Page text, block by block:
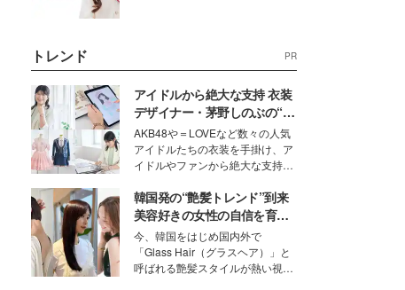
トレンド PR
アイドルから絶大な支持 衣装
デザイナー・茅野しのぶの“可
愛い”を作る美学＜「シチズン
クロスシー」インタビュー＞
AKB48や＝LOVEなど数々の人気
アイドルたちの衣装を手掛け、ア
イドルやファンから絶大な支持を
取締役兼クリエイティブディレク
ター・茅野しのぶ。一人ひとりの
個性に寄り添い、魅力を引き出す
衣装作りは、多くの女性たちに勇
気と自信を与え続けている。
韓国発の“艶髪トレンド”到来
美容好きの女性の自信を育む
「ヘアケア事情」って？
今、韓国をはじめ国内外で
「Glass Hair（グラスヘア）」と
呼ばれる艶髪スタイルが熱い視線